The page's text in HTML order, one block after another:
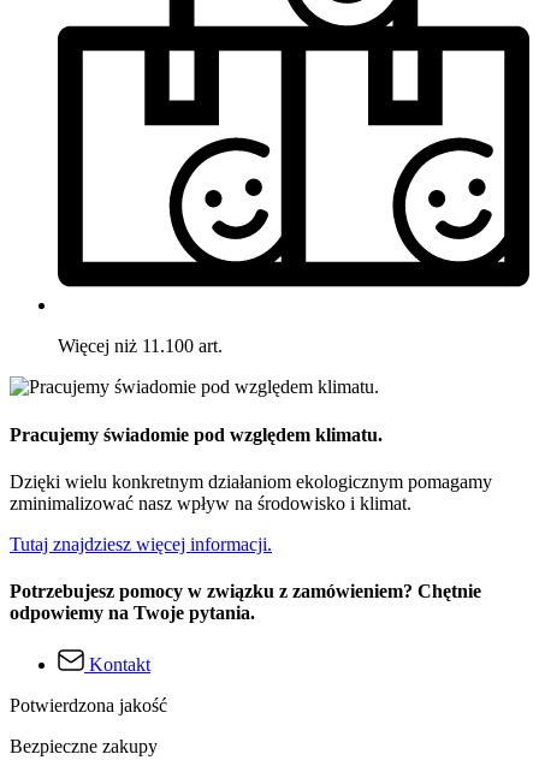
Więcej niż 11.100 art.
Pracujemy świadomie pod względem klimatu.
Dzięki wielu konkretnym działaniom ekologicznym pomagamy
zminimalizować nasz wpływ na środowisko i klimat.
Tutaj znajdziesz więcej informacji.
Potrzebujesz pomocy w związku z zamówieniem? Chętnie
odpowiemy na Twoje pytania.
Kontakt
Potwierdzona jakość
Bezpieczne zakupy